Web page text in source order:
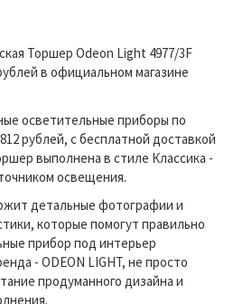
Торшер Odeon Light 4977/3F
в официальном магазине
осветительные приборы по
рублей, с бесплатной доставкой
выполнена в стиле Классика -
освещения.
детальные фотографии и
которые помогут правильно
прибор под интерьер
- ODEON LIGHT, не просто
продуманного дизайна и